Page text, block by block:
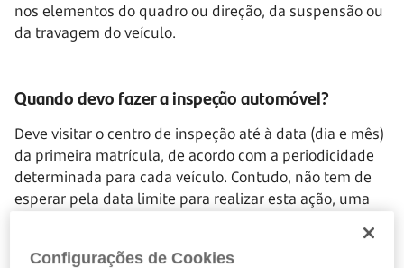
nos elementos do quadro ou direção, da suspensão ou
da travagem do veículo.
Quando devo fazer a inspeção automóvel?
Deve visitar o centro de inspeção até à data (dia e mês)
da primeira matrícula, de acordo com a periodicidade
determinada para cada veículo. Contudo, não tem de
esperar pela data limite para realizar esta ação, uma
Configurações de Cookies